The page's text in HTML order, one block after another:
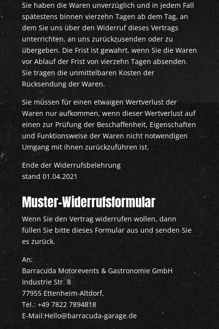
Sie haben die Waren unverzüglich und in jedem Fall
spätestens binnen vierzehn Tagen ab dem Tag, an
dem Sie uns über den Widerruf dieses Vertrags
unterrichten, an uns zurückzusenden oder zu
übergeben. Die Frist ist gewahrt, wenn Sie die Waren
vor Ablauf der Frist von vierzehn Tagen absenden.
Sie tragen die unmittelbaren Kosten der
Rücksendung der Waren.
Sie müssen für einen etwaigen Wertverlust der
Waren nur aufkommen, wenn dieser Wertverlust auf
einen zur Prüfung der Beschaffenheit, Eigenschaften
und Funktionsweise der Waren nicht notwendigen
Umgang mit ihnen zurückzuführen ist.
Ende der Widerrufsbelehrung
stand 01.04.2021
Muster-Widerrufsformular
Wenn Sie den Vertrag widerrufen wollen, dann
füllen Sie bitte dieses Formular aus und senden Sie
es zurück.
An:
Barracuda Motorevents & Gastronomie GmbH
Industrie Str. 8
77955 Ettenheim-Altdorf,
Tel.: +49 7822 7894818
E-Mail:Hello@barracuda-garage.de